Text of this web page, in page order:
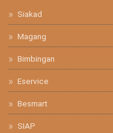
Siakad
Magang
Bimbingan
Eservice
Besmart
SIAP